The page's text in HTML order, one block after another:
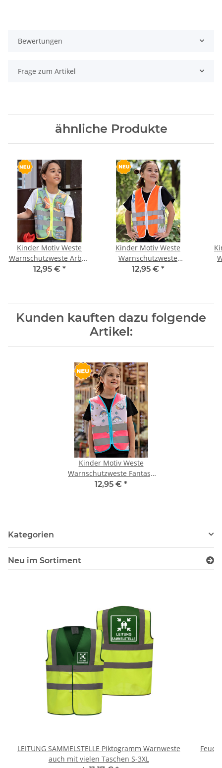
Bewertungen
Frage zum Artikel
ähnliche Produkte
Kinder Motiv Weste
Warnschutzweste Arbeit
Bagger + Traktor CO²
12,95 € *
Kinder Motiv Weste
Warnschutzweste
Dinosaurier CO² Neutral
12,95 € *
Kunden kauften dazu folgende
Artikel:
Kinder Motiv Weste
Warnschutzweste Fantasy
Einhorn + Ritter CO² Neutral
12,95 € *
Kategorien
Neu im Sortiment
LEITUNG SAMMELSTELLE Piktogramm Warnweste
auch mit vielen Taschen S-3XL